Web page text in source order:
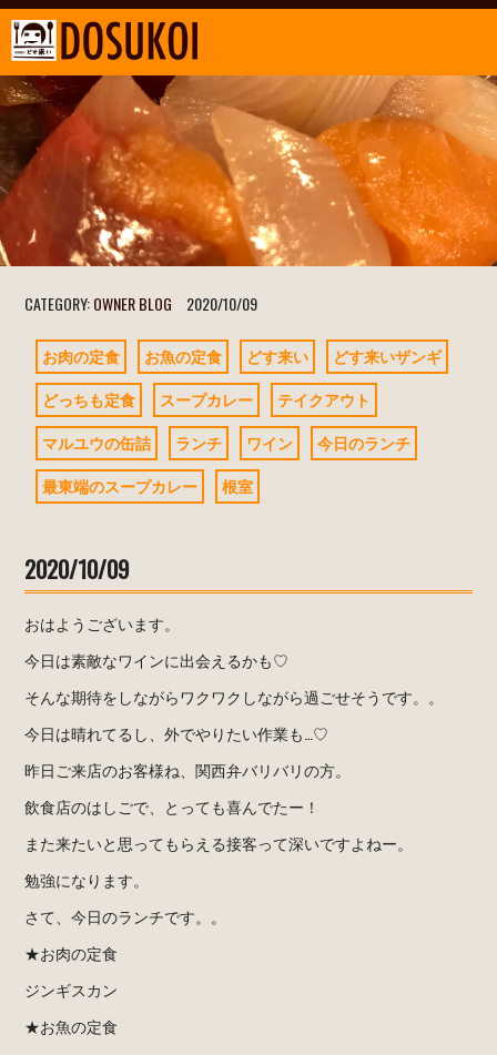
CATEGORY:OWNER BLOG 2020/10/09
お肉の定食 お魚の定食 どす来い
どす来いザンギ
どっちも定食
スープカレー
テイクアウト
マルユウの缶詰
ランチ ワイン
今日のランチ
最東端のスープカレー
根室
2020/10/09
おはようございます。
今日は素敵なワインに出会えるかも♡
そんな期待をしながらワクワクしながら過ごせそうです。。
今日は晴れてるし、外でやりたい作業も…♡
昨日ご来店のお客様ね、関西弁バリバリの方。
飲食店のはしごで、とっても喜んでたー！
また来たいと思ってもらえる接客って深いですよねー。
勉強になります。
さて、今日のランチです。。
★お肉の定食
ジンギスカン
★お魚の定食